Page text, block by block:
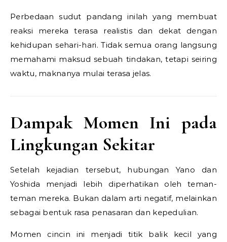
Perbedaan sudut pandang inilah yang membuat
reaksi mereka terasa realistis dan dekat dengan
kehidupan sehari-hari. Tidak semua orang langsung
memahami maksud sebuah tindakan, tetapi seiring
waktu, maknanya mulai terasa jelas.
Dampak Momen Ini pada
Lingkungan Sekitar
Setelah kejadian tersebut, hubungan Yano dan
Yoshida menjadi lebih diperhatikan oleh teman-
teman mereka. Bukan dalam arti negatif, melainkan
sebagai bentuk rasa penasaran dan kepedulian.
Momen cincin ini menjadi titik balik kecil yang